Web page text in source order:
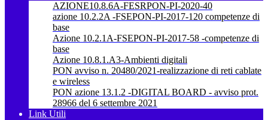
AZIONE10.8.6A-FESRPON-PI-2020-40
azione 10.2.2A -FSEPON-PI-2017-120 competenze di
base
Azione 10.2.1A-FSEPON-PI-2017-58 -competenze di
base
Azione 10.8.1.A3-Ambienti digitali
PON avviso n. 20480/2021-realizzazione di reti cablate
e wireless
PON azione 13.1.2 -DIGITAL BOARD - avviso prot.
28966 del 6 settembre 2021
Link Utili